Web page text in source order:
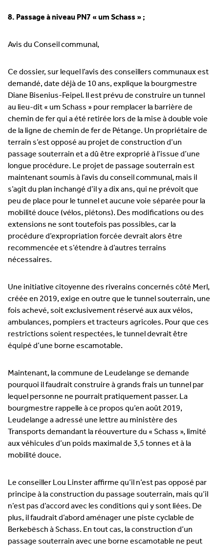
8. Passage à niveau PN7 « um Schass » ;
Avis du Conseil communal,
Ce dossier, sur lequel l’avis des conseillers communaux est
demandé, date déjà de 10 ans, explique la bourgmestre
Diane Bisenius-Feipel. Il est prévu de construire un tunnel
au lieu-dit « um Schass » pour remplacer la barrière de
chemin de fer qui a été retirée lors de la mise à double voie
de la ligne de chemin de fer de Pétange. Un propriétaire de
terrain s’est opposé au projet de construction d’un
passage souterrain et a dû être exproprié à l’issue d’une
longue procédure. Le projet de passage souterrain est
maintenant soumis à l’avis du conseil communal, mais il
s’agit du plan inchangé d’il y a dix ans, qui ne prévoit que
peu de place pour le tunnel et aucune voie séparée pour la
mobilité douce (vélos, piétons). Des modifications ou des
extensions ne sont toutefois pas possibles, car la
procédure d’expropriation forcée devrait alors être
recommencée et s’étendre à d’autres terrains
nécessaires.
Une initiative citoyenne des riverains concernés côté Merl,
créée en 2019, exige en outre que le tunnel souterrain, une
fois achevé, soit exclusivement réservé aux aux vélos,
ambulances, pompiers et tracteurs agricoles. Pour que ces
restrictions soient respectées, le tunnel devrait être
équipé d’une borne escamotable.
Maintenant, la commune de Leudelange se demande
pourquoi il faudrait construire à grands frais un tunnel par
lequel personne ne pourrait pratiquement passer. La
bourgmestre rappelle à ce propos qu’en août 2019,
Leudelange a adressé une lettre au ministère des
Transports demandant la réouverture du « Schass », limité
aux véhicules d’un poids maximal de 3,5 tonnes et à la
mobilité douce.
Le conseiller Lou Linster affirme qu’il n’est pas opposé par
principe à la construction du passage souterrain, mais qu’il
n’est pas d’accord avec les conditions qui y sont liées. De
plus, il faudrait d’abord aménager une piste cyclable de
Berkebësch à Schass. En tout cas, la construction d’un
passage souterrain avec une borne escamotable ne peut